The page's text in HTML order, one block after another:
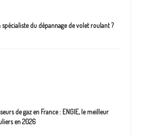
du dépannage de volet roulant ?
de gaz en France : ENGIE, le meilleur
en 2026